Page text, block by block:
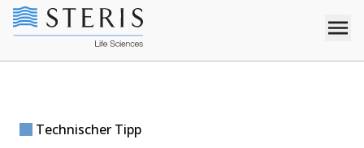
Technischer Tipp